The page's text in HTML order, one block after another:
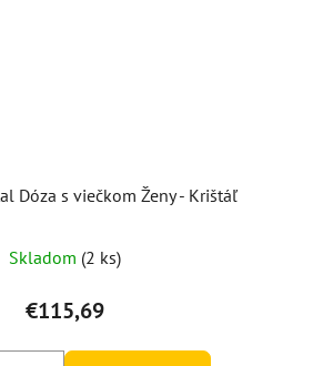
Dóza s viečkom Ženy - Krištáľ
Skladom (2 ks)
€115,69